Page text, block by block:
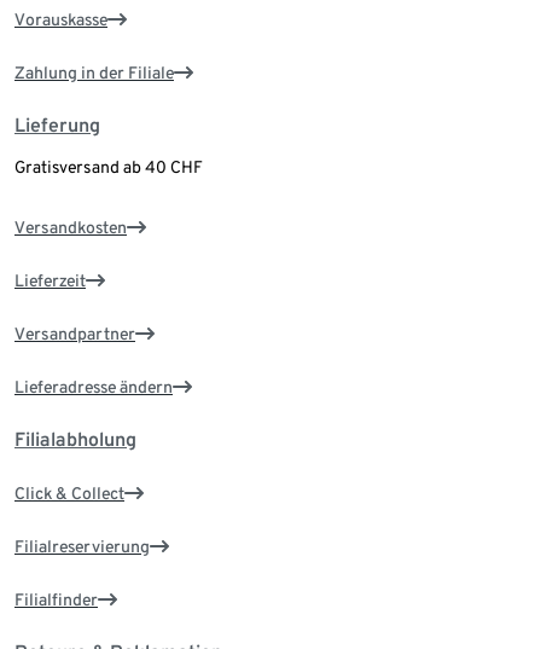
Vorauskasse
Zahlung in der Filiale
Lieferung
Gratisversand ab 40 CHF
Versandkosten
Lieferzeit
Versandpartner
Lieferadresse ändern
Filialabholung
Click & Collect
Filialreservierung
Filialfinder